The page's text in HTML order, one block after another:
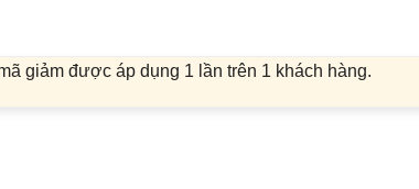
giảm được áp dụng 1 lần trên 1 khách hàng.